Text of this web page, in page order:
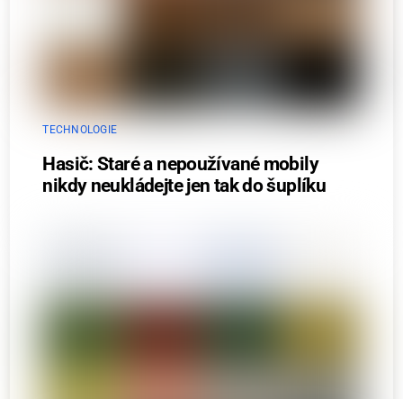
TECHNOLOGIE
Hasič: Staré a nepoužívané mobily
nikdy neukládejte jen tak do šuplíku